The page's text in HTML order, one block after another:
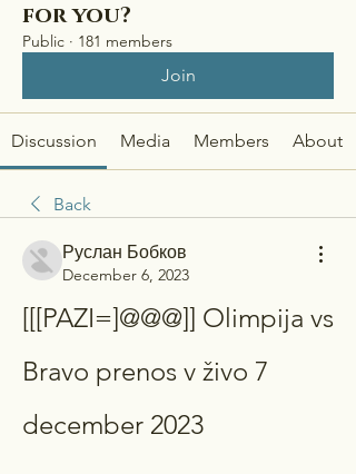
for you?
Public · 181 members
Join
Discussion Media Members About
Back
Руслан Бобков
December 6, 2023
[[[PAZI=]@@@]] Olimpija vs
Bravo prenos v živo 7
december 2023